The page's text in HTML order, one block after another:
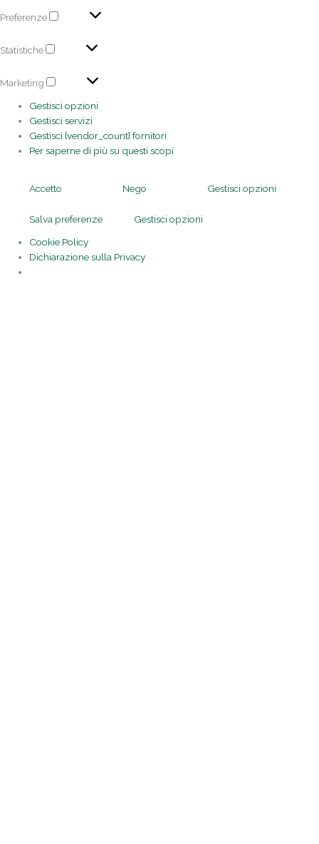
Preferenze
Statistiche
Marketing
Gestisci opzioni
Gestisci servizi
Gestisci {vendor_count} fornitori
Per saperne di più su questi scopi
Accetto Nego Gestisci opzioni
Salva preferenze
Gestisci opzioni
Cookie Policy
Dichiarazione sulla Privacy